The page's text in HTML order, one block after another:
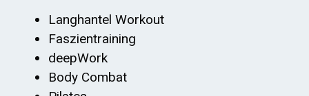
Langhantel Workout
Faszientraining
deepWork
Body Combat